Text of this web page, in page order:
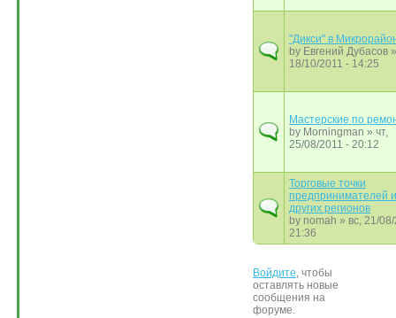
"Дикси" в
by Евгений Дубасов
18/10/2011 - 14:25
Мастерские по
by Morningman » чт,
25/08/2011 - 20:12
Торговые точки
предпринимателей
других регионов
by nomah » вс, 21/
21:36
Войдите, чтобы
оставлять новые
сообщения на
форуме.
Страницы